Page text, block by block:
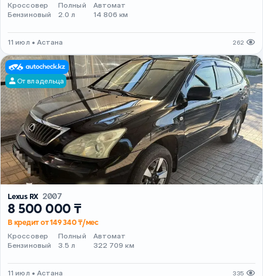
Кроссовер
Бензиновый
Полный
2.0 л
Автомат
14 806 км
11 июл • Астана 262
От владельца
Lexus RX 2007
8 500 000 ₸
В кредит от 149 340 ₸/мес
Кроссовер
Бензиновый
Полный
3.5 л
Автомат
322 709 км
11 июл • Астана 335